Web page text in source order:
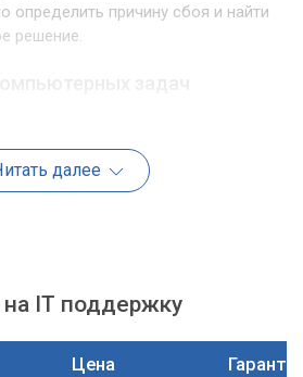
определить причину сбоя и найти
решение.
проблем, с которыми вы
то программный сбой, вирусное
операционной системы
к интернету или локальной
далее
IT поддержку
Цена